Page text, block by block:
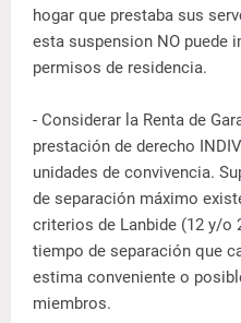
hogar que prestaba sus
esta suspension NO puede
permisos de residencia.
- Considerar la Renta de
prestación de derecho
unidades de convivencia.
de separación máximo
criterios de Lanbide (12 y/o
tiempo de separación que
estima conveniente o
miembros.